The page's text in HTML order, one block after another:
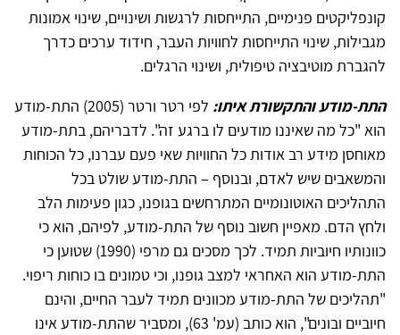
קונפליקטים פנימיים, התייחסות לרגשות ושינויים, שינוי אמונות
מגבילות, שינוי התייחסות לחוויות העבר, חידוד ערכים כדרך
להגברת מוטיבציה טיפולית, ושינוי הרגלים.
התת-מודע והתקשורת איתו:
לפי רטר ורטר (2005) התת-מודע
הוא "כל מה שאיננו מודעים לו ברגע זה". לדבריהם, בתת-מודע
מאוחסן מידע רב אודות כל החוויות שאי פעם עברנו, כל הכוחות
והמשאבים שיש לאדם, ובנוסף – התת-מודע שולט בכל
התהליכים האוטונומיים המתרחשים בגופנו, כגון פעימות הלב
ולחץ הדם. מאפיין חשוב נוסף של התת-מודע, לפיהם, הוא כי
כוונותיו חיוביות תמיד. לכך מסכים גם מרפי (1990) שטוען כי
התת-מודע הוא האחראי למצב גופנו, וכי טמונים בו כוחות ריפוי.
"תהליכים של התת-מודע מכוונים תמיד לעבר החיים, והינם
חיוביים ובונים", הוא כותב (עמ' 63), ומסביר שהתת-מודע אינו